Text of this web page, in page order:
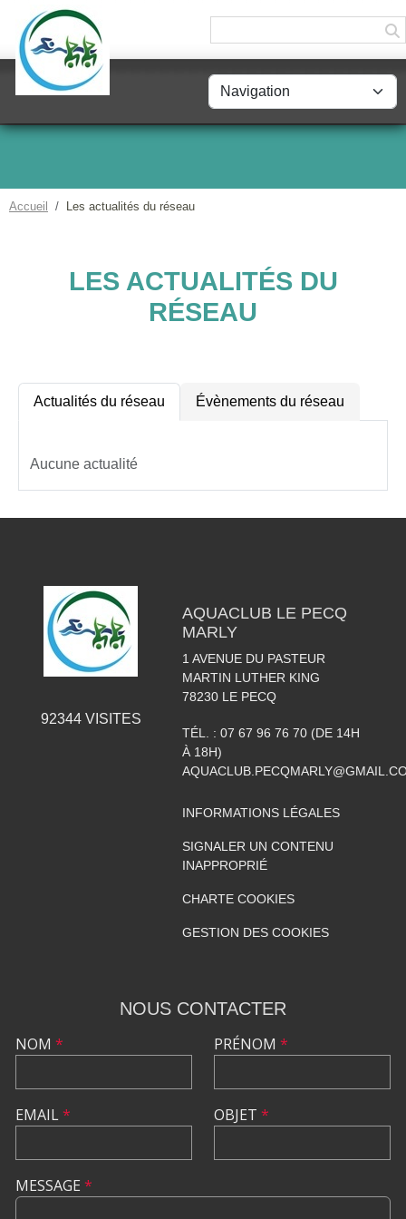
Accueil Les actualités du réseau
LES ACTUALITÉS DU
RÉSEAU
Actualités du réseau Évènements du réseau
Aucune actualité
92344VISITES
AQUACLUB LE PECQ
MARLY
1 AVENUE DU PASTEUR
MARTIN LUTHER KING
78230 LE PECQ
TÉL. : 07 67 96 76 70 (DE 14H
À 18H)
INFORMATIONS LÉGALES
SIGNALER UN CONTENU
INAPPROPRIÉ
CHARTE COOKIES
GESTION DES COOKIES
NOUS CONTACTER
NOM *
EMAIL*
PRÉNOM *
OBJET *
MESSAGE *
Panneau de gestion des cookies